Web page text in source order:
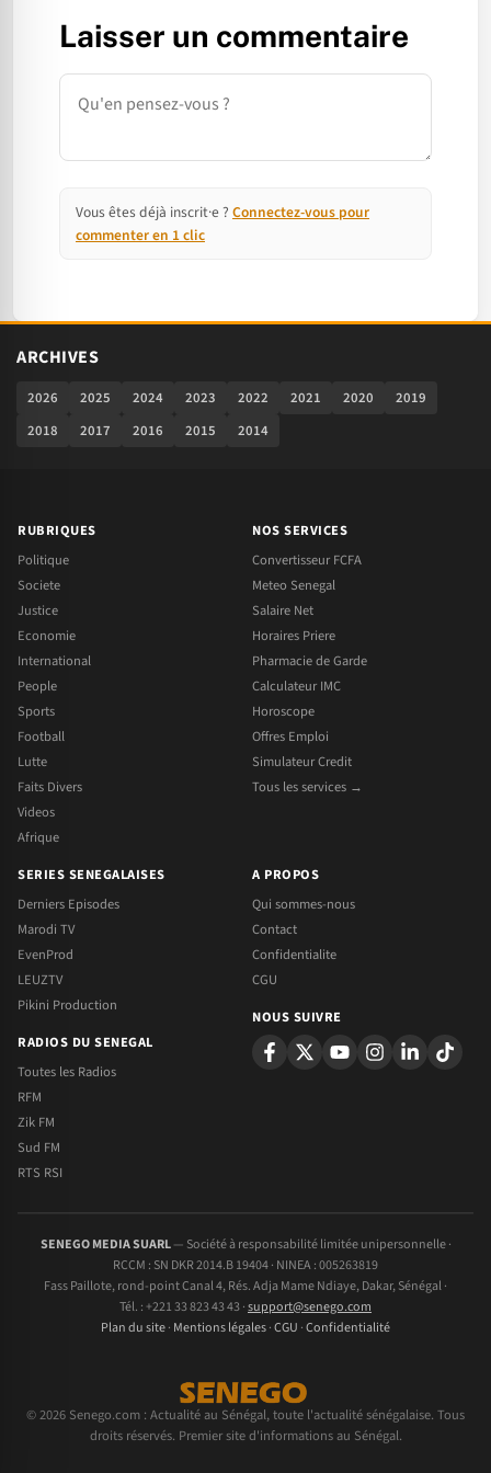
Laisser un commentaire
Commentaire
Vous êtes déjà inscrit·e ? Connectez-vous pour
commenter en 1 clic
ARCHIVES
2026 2025 2024 2023 2022 2021 2020
2019
2018
2017 2016 2015 2014
RUBRIQUES
Politique
Societe
Justice
Economie
International
People
Sports
Football
Lutte
Faits Divers
Videos
Afrique
NOS SERVICES
Convertisseur FCFA
Meteo Senegal
Salaire Net
Horaires Priere
Pharmacie de Garde
Calculateur IMC
Horoscope
Offres Emploi
Simulateur Credit
Tous les services →
SERIES SENEGALAISES
Derniers Episodes
Marodi TV
EvenProd
LEUZTV
Pikini Production
RADIOS DU SENEGAL
Toutes les Radios
RFM
Zik FM
Sud FM
RTS RSI
A PROPOS
Qui sommes-nous
Contact
Confidentialite
CGU
NOUS SUIVRE
SENEGO MEDIA SUARL— Société à responsabilité limitée unipersonnelle ·
RCCM : SN DKR 2014.B 19404 · NINEA : 005263819
Fass Paillote, rond-point Canal 4, Rés. Adja Mame Ndiaye, Dakar, Sénégal ·
Tél. : +221 33 823 43 43 ·support@senego.com
Plan du site· Mentions légales·CGU ·Confidentialité
© 2026 Senego.com : Actualité au Sénégal, toute l'actualité sénégalaise. Tous
droits réservés. Premier site d'informations au Sénégal.